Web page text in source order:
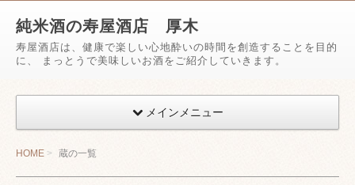
純米酒の寿屋酒店 厚木
寿屋酒店は、健康で楽しい心地酔いの時間を創造することを目的
に、 まっとうで美味しいお酒をご紹介していきます。
メインメニュー
HOME 蔵の一覧